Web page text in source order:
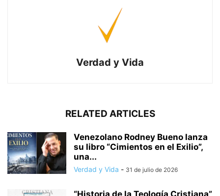
Verdad y Vida
RELATED ARTICLES
Venezolano Rodney Bueno lanza
su libro “Cimientos en el Exilio”,
una...
Verdad y Vida - 31 de julio de 2026
“Historia de la Teología Cristiana”